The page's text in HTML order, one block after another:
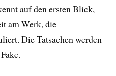
auf den ersten Blick,
am Werk, die
Die Tatsachen werden